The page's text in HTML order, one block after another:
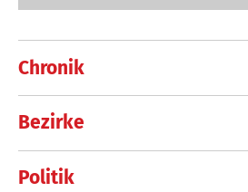
Chronik
Bezirke
Politik